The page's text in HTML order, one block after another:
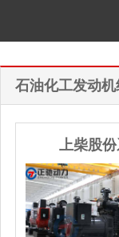
石油化工发动
上柴股份